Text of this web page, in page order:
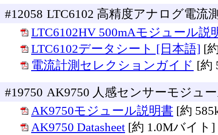
#12058 LTC6102 高精度アナログ電流
LTC6102HV 500mAモジュール説
LTC6102データシート [日本語] [
電流計測セレクションガイド [約
#19750 AK9750 人感センサーモジュ
AK9750モジュール説明書 [約
AK9750 Datasheet [約 1.0Mバイト]